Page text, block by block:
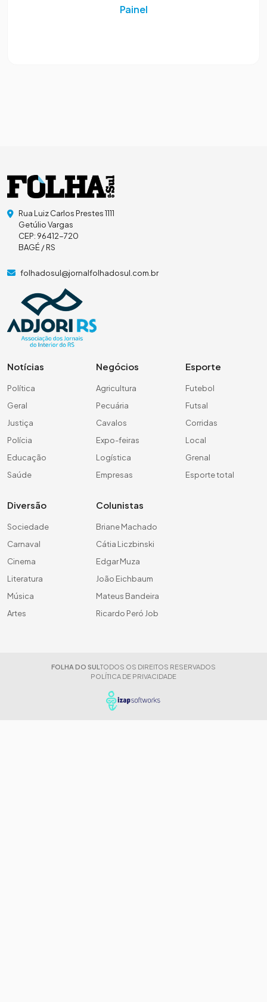
Painel
Rua Luiz Carlos Prestes 1111
Getúlio Vargas
CEP: 96412-720
BAGÉ / RS
folhadosul@jornalfolhadosul.com.br
Notícias
Política
Geral
Justiça
Polícia
Educação
Saúde
Negócios
Agricultura
Pecuária
Cavalos
Expo-feiras
Logística
Empresas
Esporte
Futebol
Futsal
Corridas
Local
Grenal
Esporte total
Diversão
Sociedade
Carnaval
Cinema
Literatura
Música
Artes
Colunistas
Briane Machado
Cátia Liczbinski
Edgar Muza
João Eichbaum
Mateus Bandeira
Ricardo Peró Job
FOLHA DO SUL TODOS OS DIREITOS RESERVADOS
POLÍTICA DE PRIVACIDADE